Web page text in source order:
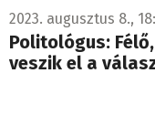
2023. augusztus 8.,
Politológus:
veszik el a